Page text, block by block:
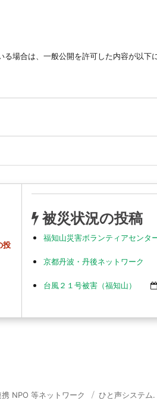
る場合は、一般公開を許可した内容が以下
投
被災状況の投稿
福知山災害ボランティアセンタ
京都丹波・丹後ネットワーク
台風２１号被害（福知山）
NPO 等ネットワーク ひと声システ